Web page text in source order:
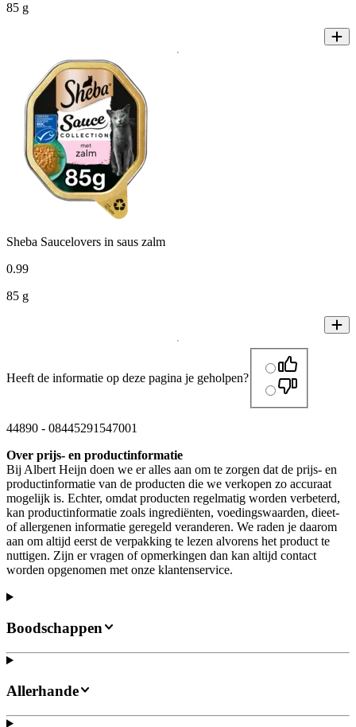
85 g
Sheba Saucelovers in saus zalm
0.99
85 g
Heeft de informatie op deze pagina je geholpen?
44890 - 08445291547001
Over prijs- en productinformatie
Bij Albert Heijn doen we er alles aan om te zorgen dat de prijs- en
productinformatie van de producten die we verkopen zo accuraat
mogelijk is. Echter, omdat producten regelmatig worden verbeterd,
kan productinformatie zoals ingrediënten, voedingswaarden, dieet-
of allergenen informatie geregeld veranderen. We raden je daarom
aan om altijd eerst de verpakking te lezen alvorens het product te
nuttigen. Zijn er vragen of opmerkingen dan kan altijd contact
worden opgenomen met onze klantenservice.
Boodschappen
Allerhande